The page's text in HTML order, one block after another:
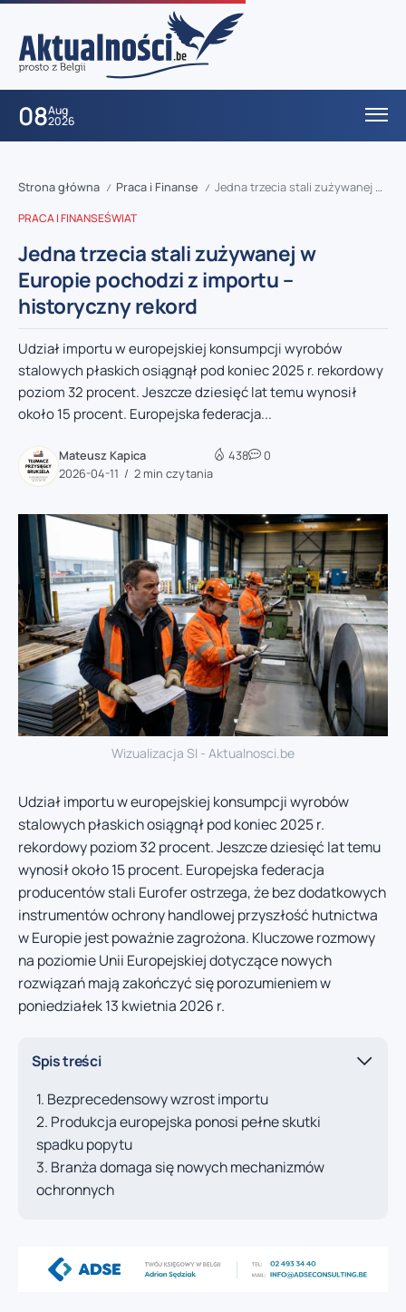
08Aug
2026
Strona główna / Praca i Finanse / Jedna trzecia stali zużywanej w Europie pochodzi z importu – historyczny rekord
PRACA I FINANSEŚWIAT
Jedna trzecia stali zużywanej w
Europie pochodzi z importu –
historyczny rekord
Udział importu w europejskiej konsumpcji wyrobów
stalowych płaskich osiągnął pod koniec 2025 r. rekordowy
poziom 32 procent. Jeszcze dziesięć lat temu wynosił
około 15 procent. Europejska federacja...
Mateusz Kapica
2026-04-11
2 min czytania
438 0
Wizualizacja SI - Aktualnosci.be
Udział importu w europejskiej konsumpcji wyrobów
stalowych płaskich osiągnął pod koniec 2025 r.
rekordowy poziom 32 procent. Jeszcze dziesięć lat temu
wynosił około 15 procent. Europejska federacja
producentów stali Eurofer ostrzega, że bez dodatkowych
instrumentów ochrony handlowej przyszłość hutnictwa
w Europie jest poważnie zagrożona. Kluczowe rozmowy
na poziomie Unii Europejskiej dotyczące nowych
rozwiązań mają zakończyć się porozumieniem w
poniedziałek 13 kwietnia 2026 r.
Spis treści
Bezprecedensowy wzrost importu
Produkcja europejska ponosi pełne skutki
spadku popytu
Branża domaga się nowych mechanizmów
ochronnych